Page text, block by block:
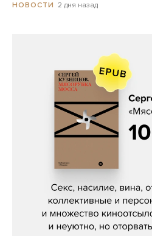
НОВОСТИ 2 дня назад
Сергей